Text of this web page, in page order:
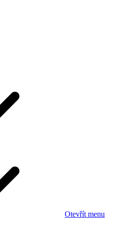
Otevřít menu